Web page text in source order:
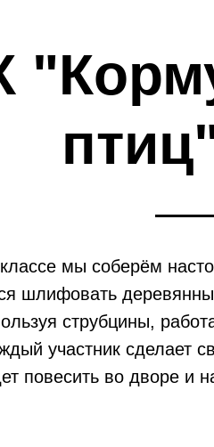
мы соберём
шлифовать
струбцины,
участник сделает
повесить во дворе и